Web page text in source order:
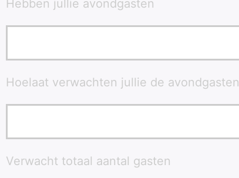
Hebben jullie avondgasten
Hoelaat verwachten jullie de avondgasten
Verwacht totaal aantal gasten